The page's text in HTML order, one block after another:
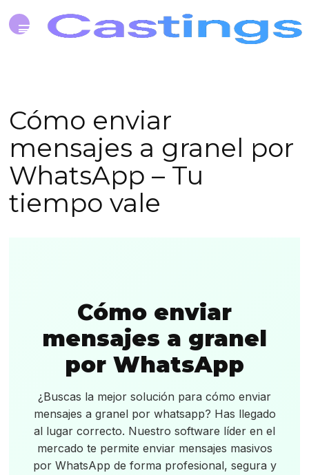
Cómo enviar
mensajes a granel por
WhatsApp – Tu
tiempo vale
Cómo enviar
mensajes a granel
por WhatsApp
¿Buscas la mejor solución para cómo enviar
mensajes a granel por whatsapp? Has llegado
al lugar correcto. Nuestro software líder en el
mercado te permite enviar mensajes masivos
por WhatsApp de forma profesional, segura y